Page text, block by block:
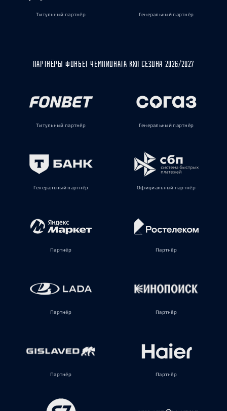
Титульный партнёр Генеральный партнёр
ПАРТНЁРЫ ФОНБЕТ ЧЕМПИОНАТА КХЛ СЕЗОНА 2026/2027
Титульный партнёр Генеральный партнёр
Генеральный партнёр Официальный партнёр
Партнёр Партнёр
Партнёр Партнёр
Партнёр Партнёр